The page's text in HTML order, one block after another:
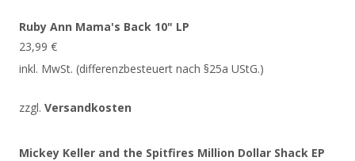
Ruby Ann Mama's Back 10" LP
23,99 €
inkl. MwSt. (differenzbesteuert nach §25a UStG.)
zzgl. Versandkosten
Mickey Keller and the Spitfires Million Dollar Shack EP